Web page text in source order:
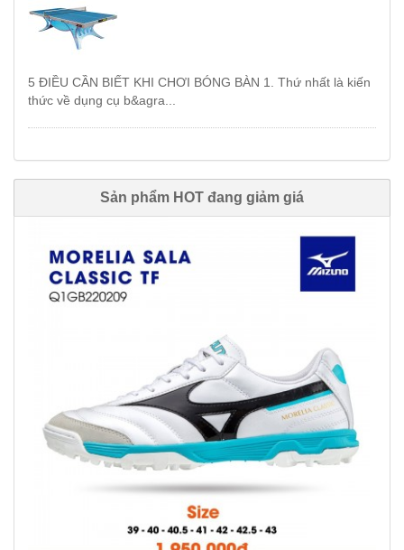
5 ĐIỀU CẦN BIẾT KHI CHƠI BÓNG BÀN 1. Thứ nhất là kiến
thức về dụng cụ b&agra...
Sản phẩm HOT đang giảm giá